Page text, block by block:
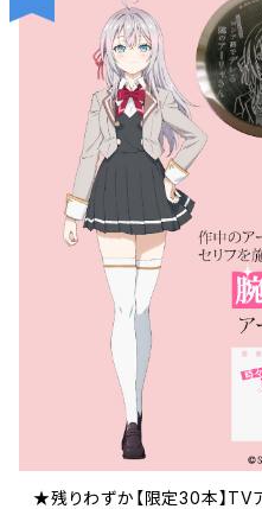
★残りわずか【限定30本】TV